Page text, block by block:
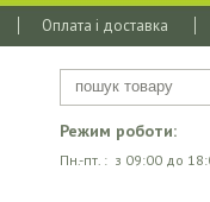
Оплата і доставка
Режим роботи:
Пн.-пт. : з 09:00 до